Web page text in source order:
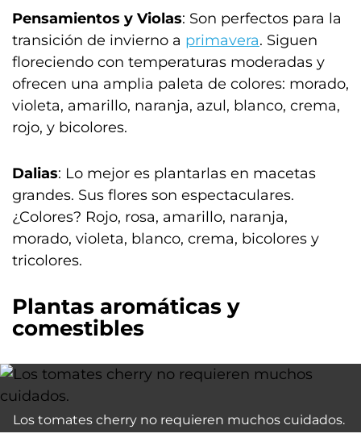
Pensamientos y Violas: Son perfectos para la
transición de invierno a primavera. Siguen
floreciendo con temperaturas moderadas y
ofrecen una amplia paleta de colores: morado,
violeta, amarillo, naranja, azul, blanco, crema,
rojo, y bicolores.
Dalias: Lo mejor es plantarlas en macetas
grandes. Sus flores son espectaculares.
¿Colores? Rojo, rosa, amarillo, naranja,
morado, violeta, blanco, crema, bicolores y
tricolores.
Plantas aromáticas y
comestibles
Los tomates cherry no requieren muchos cuidados.